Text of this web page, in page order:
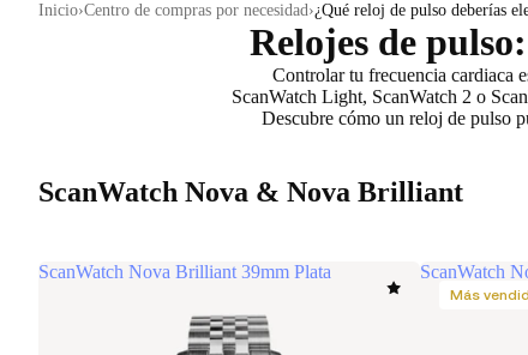
Inicio Centro de compras por necesidad ¿Qué reloj de pulso deberías
Relojes de
Controlar tu frecuencia cardiaca
ScanWatch Light, ScanWatch 2 o
Descubre cómo un reloj de pulso
ScanWatch Nova & Nova Brilliant
ScanWatch Nova Brilliant 39mm Plata ScanWatch
Más